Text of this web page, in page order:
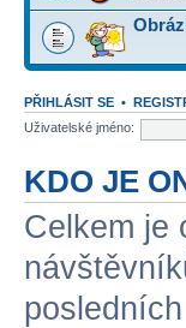
PŘIHLÁSIT SE •
Uživatelské jméno:
KDO JE
Celkem je